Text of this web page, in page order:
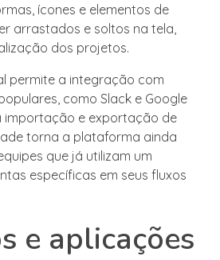
ícones e elementos de
arrastados e soltos na tela,
dos projetos.
permite a integração com
como Slack e Google
importação e exportação de
torna a plataforma ainda
que já utilizam um
específicas em seus fluxos
e aplicações